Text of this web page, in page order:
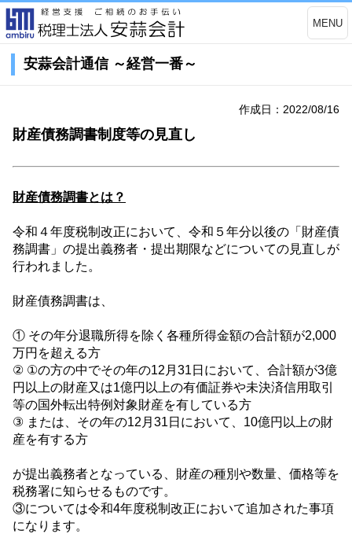
MENU
安蒜会計通信 ～経営一番～
作成日：2022/08/16
財産債務調書制度等の見直し
財産債務調書とは？
令和４年度税制改正において、令和５年分以後の「財産債
務調書」の提出義務者・提出期限などについての見直しが
行われました。
財産債務調書は、
① その年分退職所得を除く各種所得金額の合計額が2,000
万円を超える方
② ①の方の中でその年の12 月 31 日において、合計額が3億
円以上の財産又は1億円以上の有価証券や未決済信用取引
等の国外転出特例対象財産を有している方
③ または、その年の12 月 31 日において、 10億円以上の財
産を有する方
が提出義務者となっている、財産の種別や数量、価格等を
税務署に知らせるものです。
③については令和4年度税制改正において追加された事項
になります。